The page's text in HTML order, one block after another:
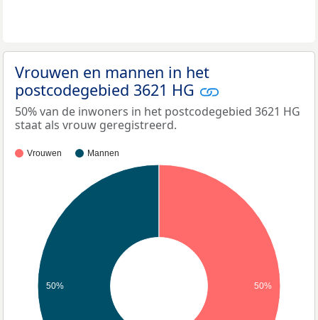
Vrouwen en mannen in het
postcodegebied 3621 HG
50% van de inwoners in het postcodegebied 3621 HG
staat als vrouw geregistreerd.
Vrouwen Mannen
50% 50%